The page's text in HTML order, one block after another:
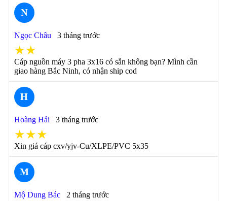
N
Ngọc Châu 3 tháng trước
★★
Cáp nguồn máy 3 pha 3x16 có sẵn không bạn? Mình cần
giao hàng Bắc Ninh, có nhận ship cod
H
Hoàng Hải 3 tháng trước
★★★
Xin giá cáp cxv/yjv-Cu/XLPE/PVC 5x35
M
Mộ Dung Bác 2 tháng trước